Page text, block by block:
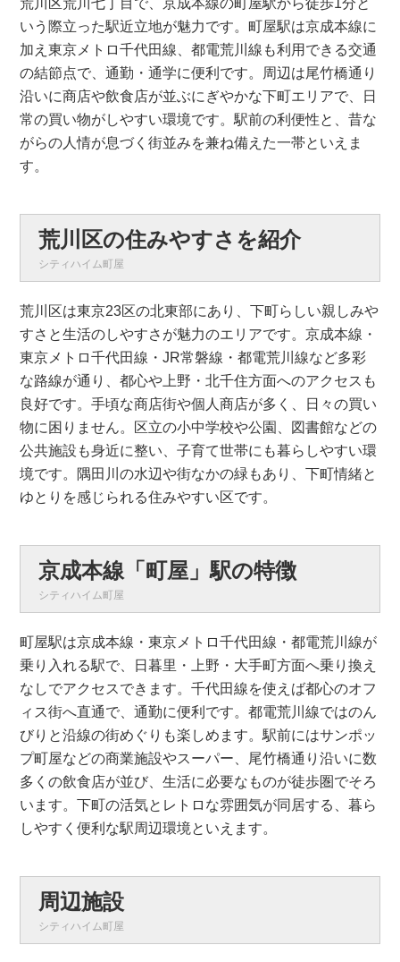
いう際立った駅近立地が魅力です。町屋駅は京成本線に
加え東京メトロ千代田線、都電荒川線も利用できる交通
の結節点で、通勤・通学に便利です。周辺は尾竹橋通り
沿いに商店や飲食店が並ぶにぎやかな下町エリアで、日
常の買い物がしやすい環境です。駅前の利便性と、昔な
がらの人情が息づく街並みを兼ね備えた一帯といえま
す。
荒川区の住みやすさを紹介
シティハイム町屋
荒川区は東京23区の北東部にあり、下町らしい親しみや
すさと生活のしやすさが魅力のエリアです。京成本線・
東京メトロ千代田線・JR常磐線・都電荒川線など多彩
な路線が通り、都心や上野・北千住方面へのアクセスも
良好です。手頃な商店街や個人商店が多く、日々の買い
物に困りません。区立の小中学校や公園、図書館などの
公共施設も身近に整い、子育て世帯にも暮らしやすい環
境です。隅田川の水辺や街なかの緑もあり、下町情緒と
ゆとりを感じられる住みやすい区です。
京成本線「町屋」駅の特徴
シティハイム町屋
町屋駅は京成本線・東京メトロ千代田線・都電荒川線が
乗り入れる駅で、日暮里・上野・大手町方面へ乗り換え
なしでアクセスできます。千代田線を使えば都心のオフ
ィス街へ直通で、通勤に便利です。都電荒川線ではのん
びりと沿線の街めぐりも楽しめます。駅前にはサンポッ
プ町屋などの商業施設やスーパー、尾竹橋通り沿いに数
多くの飲食店が並び、生活に必要なものが徒歩圏でそろ
います。下町の活気とレトロな雰囲気が同居する、暮ら
しやすく便利な駅周辺環境といえます。
周辺施設
シティハイム町屋